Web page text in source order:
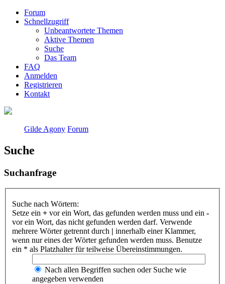
Forum
Schnellzugriff
Unbeantwortete Themen
Aktive Themen
Suche
Das Team
FAQ
Anmelden
Registrieren
Kontakt
Gilde Agony Forum
Suche
Suchanfrage
Suche nach Wörtern:
Setze ein + vor ein Wort, das gefunden werden muss und ein -
vor ein Wort, das nicht gefunden werden darf. Verwende
mehrere Wörter getrennt durch | innerhalb einer Klammer,
wenn nur eines der Wörter gefunden werden muss. Benutze
ein * als Platzhalter für teilweise Übereinstimmungen.
Nach allen Begriffen suchen oder Suche wie
angegeben verwenden